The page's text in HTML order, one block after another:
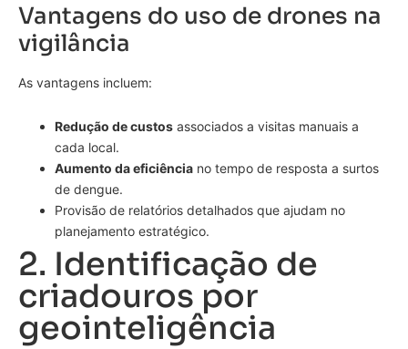
Vantagens do uso de drones na
vigilância
As vantagens incluem:
Redução de custos associados a visitas manuais a
cada local.
Aumento da eficiência no tempo de resposta a surtos
de dengue.
Provisão de relatórios detalhados que ajudam no
planejamento estratégico.
2. Identificação de
criadouros por
geointeligência